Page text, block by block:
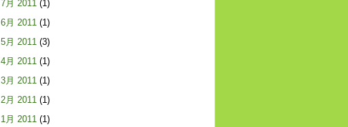
7月 2011 (1)
6月 2011 (1)
5月 2011 (3)
4月 2011 (1)
3月 2011 (1)
2月 2011 (1)
1月 2011 (1)